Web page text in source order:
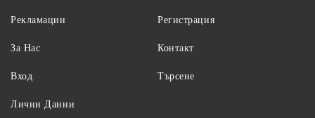
Рекламации
За Нас
Вход
Регистрация
Контакт
Търсене
Лични Данни